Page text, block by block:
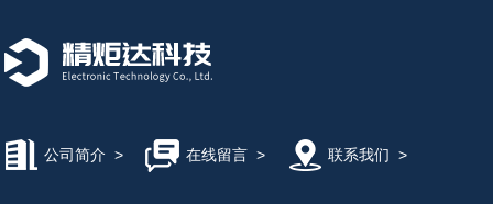
公司简介 > 在线留言> 联系我们 >